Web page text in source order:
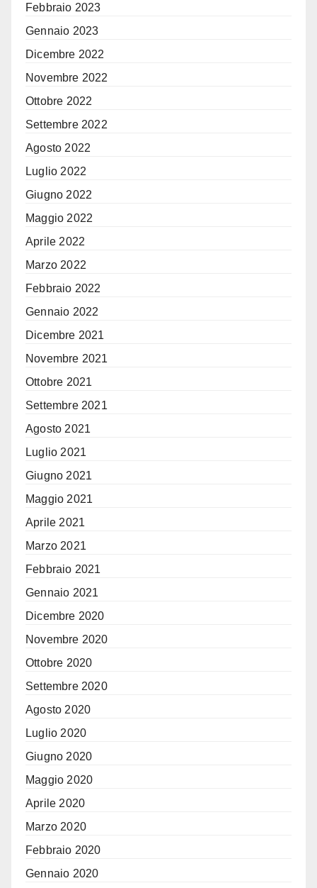
Febbraio 2023
Gennaio 2023
Dicembre 2022
Novembre 2022
Ottobre 2022
Settembre 2022
Agosto 2022
Luglio 2022
Giugno 2022
Maggio 2022
Aprile 2022
Marzo 2022
Febbraio 2022
Gennaio 2022
Dicembre 2021
Novembre 2021
Ottobre 2021
Settembre 2021
Agosto 2021
Luglio 2021
Giugno 2021
Maggio 2021
Aprile 2021
Marzo 2021
Febbraio 2021
Gennaio 2021
Dicembre 2020
Novembre 2020
Ottobre 2020
Settembre 2020
Agosto 2020
Luglio 2020
Giugno 2020
Maggio 2020
Aprile 2020
Marzo 2020
Febbraio 2020
Gennaio 2020